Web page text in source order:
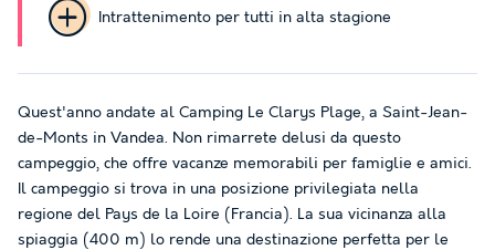
Intrattenimento per tutti in alta stagione
Quest'anno andate al Camping Le Clarys Plage, a Saint-Jean-
de-Monts in Vandea. Non rimarrete delusi da questo
campeggio, che offre vacanze memorabili per famiglie e amici.
Il campeggio si trova in una posizione privilegiata nella
regione del Pays de la Loire (Francia). La sua vicinanza alla
spiaggia (400 m) lo rende una destinazione perfetta per le